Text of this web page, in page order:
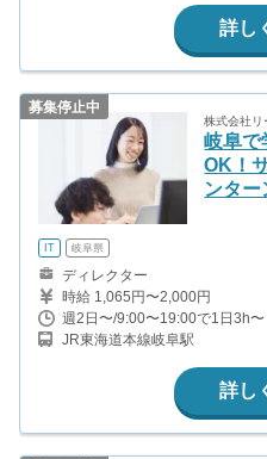
山地鉄不二越・上滝線）
詳し
募集停止中
株式会社リ
岐阜で
OK！
ンター
IT 岐阜県
ディレクター
時給 1,065円〜2,000円
週2日〜/9:00〜19:00で1日3h〜
JR東海道本線岐阜駅
詳し